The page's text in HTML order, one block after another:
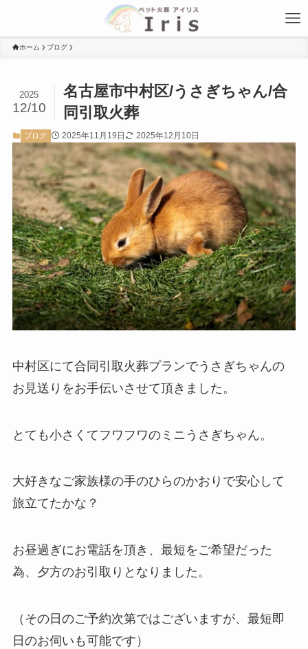
ホーム ブログ
名古屋市中村区/うさぎちゃん/合
同引取火葬
2025
12/10
ブログ 2025年11月19日 2025年12月10日
中村区にて合同引取火葬プランでうさぎちゃんの
お見送りをお手伝いさせて頂きました。
とても小さくてフワフワのミニうさぎちゃん。
大好きなご家族様の手のひらのかおりで安心して
旅立てたかな？
お昼過ぎにお電話を頂き、最短をご希望だった
為、夕方のお引取りとなりました。
（その日のご予約次第ではございますが、最短即
日のお伺いも可能です）